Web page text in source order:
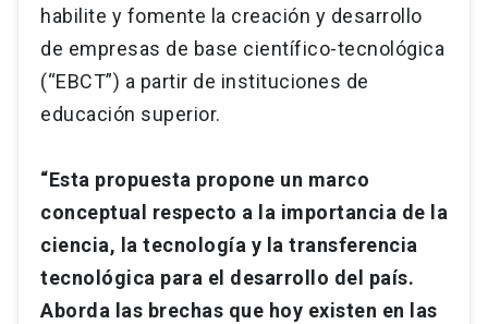
habilite y fomente la creación y desarrollo
de empresas de base científico-tecnológica
(“EBCT”) a partir de instituciones de
educación superior.
“Esta propuesta propone un marco
conceptual respecto a la importancia de la
ciencia, la tecnología y la transferencia
tecnológica para el desarrollo del país.
Aborda las brechas que hoy existen en las